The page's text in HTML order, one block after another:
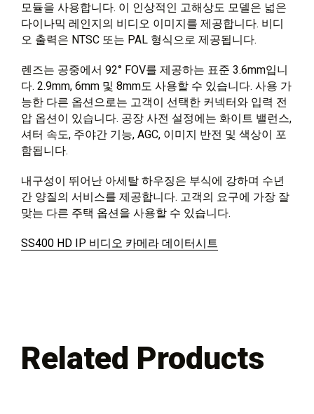
모듈을 사용합니다. 이 인상적인 고해상도 모델은 넓은
다이나믹 레인지의 비디오 이미지를 제공합니다. 비디
오 출력은 NTSC 또는 PAL 형식으로 제공됩니다.
렌즈는 공중에서 92° FOV를 제공하는 표준 3.6mm입니
다. 2.9mm, 6mm 및 8mm도 사용할 수 있습니다. 사용 가
능한 다른 옵션으로는 고객이 선택한 커넥터와 입력 전
압 옵션이 있습니다. 공장 사전 설정에는 화이트 밸런스,
셔터 속도, 주야간 기능, AGC, 이미지 반전 및 색상이 포
함됩니다.
내구성이 뛰어난 아세탈 하우징은 부식에 강하며 수년
간 양질의 서비스를 제공합니다. 고객의 요구에 가장 잘
맞는 다른 주택 옵션을 사용할 수 있습니다.
SS400 HD IP 비디오 카메라 데이터시트
Related Products